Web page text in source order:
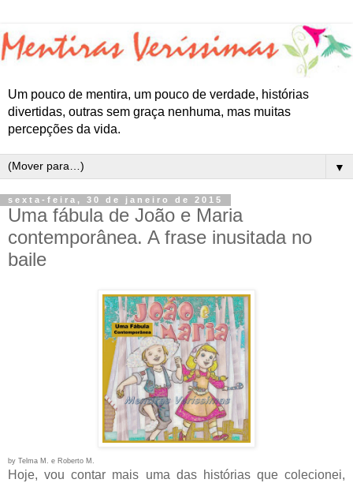
Um pouco de mentira, um pouco de verdade, histórias
divertidas, outras sem graça nenhuma, mas muitas
percepções da vida.
▼
sexta-feira, 30 de janeiro de 2015
Uma fábula de João e Maria
contemporânea. A frase inusitada no
baile
by Telma M. e Roberto M.
Hoje, vou contar mais uma das histórias que colecionei,